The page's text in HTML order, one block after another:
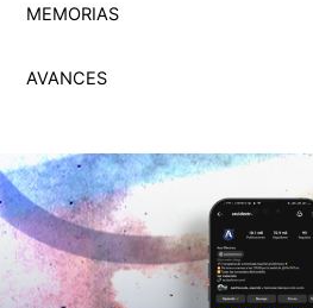
MEMORIAS
AVANCES